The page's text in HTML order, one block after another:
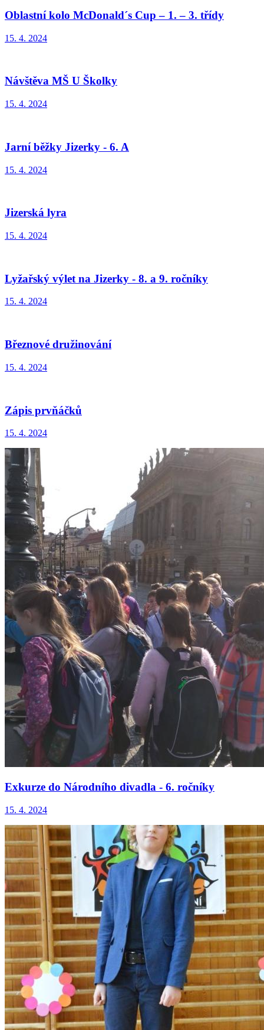
Oblastní kolo McDonald´s Cup – 1. – 3. třídy
15. 4. 2024
Návštěva MŠ U Školky
15. 4. 2024
Jarní běžky Jizerky - 6. A
15. 4. 2024
Jizerská lyra
15. 4. 2024
Lyžařský výlet na Jizerky - 8. a 9. ročníky
15. 4. 2024
Březnové družinování
15. 4. 2024
Zápis prvňáčků
15. 4. 2024
Exkurze do Národního divadla - 6. ročníky
15. 4. 2024